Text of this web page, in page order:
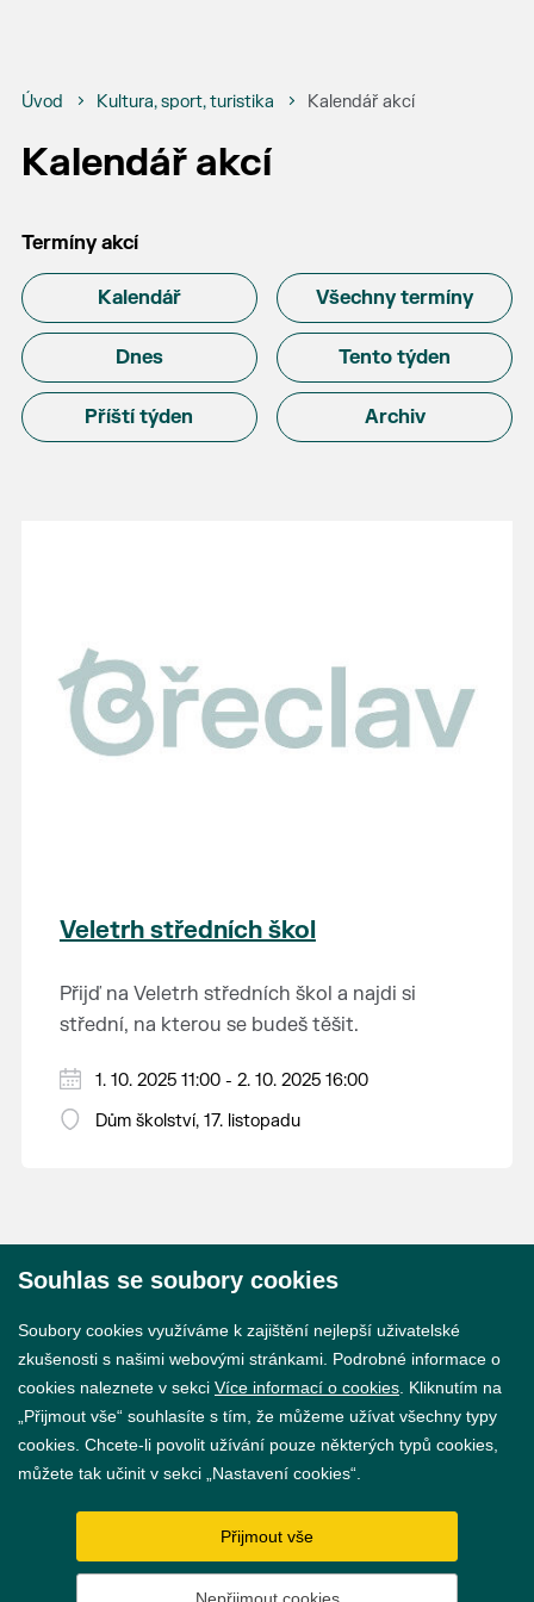
Úvod Kultura, sport, turistika Kalendář akcí
Kalendář akcí
Termíny akcí
Kalendář Všechny termíny
Dnes Tento týden
Příští týden Archiv
Veletrh středních škol
Přijď na Veletrh středních škol a najdi si
střední, na kterou se budeš těšit.
Středa 1. 10. 2025 od 11:00 do 17:00 hodin.
Čtvrtek 2. 10. 2025 od 8:00 do 16:00 hodin.
1. 10. 2025 11:00 - 2. 10. 2025 16:00
Dům školství, 17. listopadu
GDPR
Nastavení cookies
Souhlas se soubory cookies
Soubory cookies využíváme k zajištění nejlepší uživatelské
zkušenosti s našimi webovými stránkami. Podrobné informace o
cookies naleznete v sekci Více informací o cookies . Kliknutím na
„Přijmout vše“ souhlasíte s tím, že můžeme užívat všechny typy
cookies. Chcete-li povolit užívání pouze některých typů cookies,
můžete tak učinit v sekci „Nastavení cookies“.
Přijmout vše